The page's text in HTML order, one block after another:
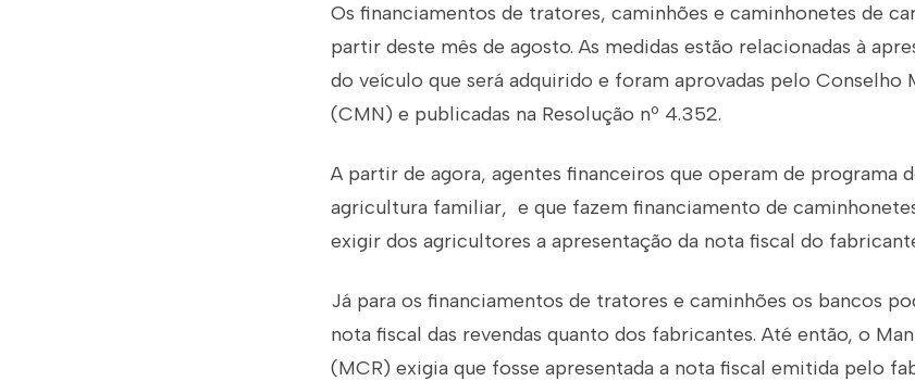
Os financiamentos de tratores, caminhões e caminhonetes de
partir deste mês de agosto. As medidas estão relacionadas à
do veículo que será adquirido e foram aprovadas pelo Conselho
(CMN) e publicadas na Resolução nº 4.352.
A partir de agora, agentes financeiros que operam de programa
agricultura familiar, e que fazem financiamento de
exigir dos agricultores a apresentação da nota fiscal do
Já para os financiamentos de tratores e caminhões os bancos
nota fiscal das revendas quanto dos fabricantes. Até então, o
(MCR) exigia que fosse apresentada a nota fiscal emitida pelo